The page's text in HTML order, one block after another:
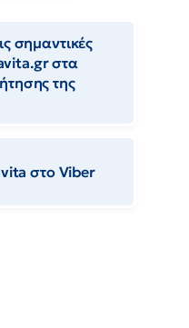
σημαντικές
στα
της
στο Viber